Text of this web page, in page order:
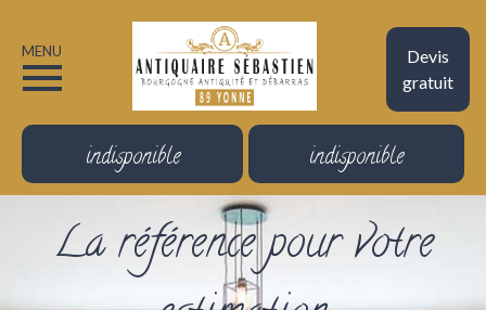
Devis
gratuit
MENU
indisponible indisponible
La référence pour votre